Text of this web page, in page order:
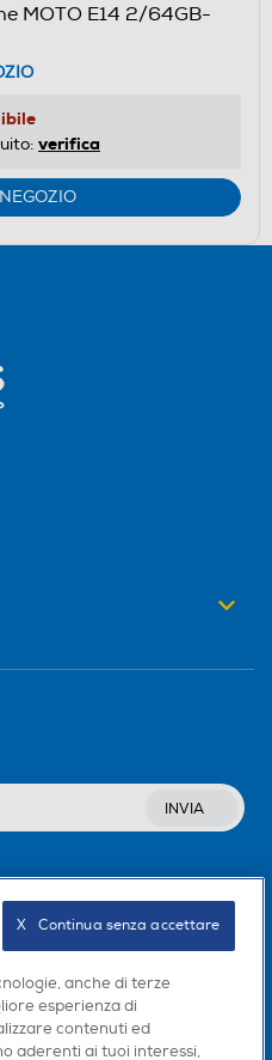
MOTO E14 2/64GB-
verifica
INVIA
anche di terze
esperienza di
contenuti ed
aderenti ai tuoi interessi,
X   Continua senza accettare